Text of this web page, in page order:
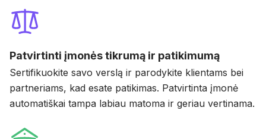
Patvirtinti įmonės tikrumą ir patikimumą
Sertifikuokite savo verslą ir parodykite klientams bei
partneriams, kad esate patikimas. Patvirtinta įmonė
automatiškai tampa labiau matoma ir geriau vertinama.